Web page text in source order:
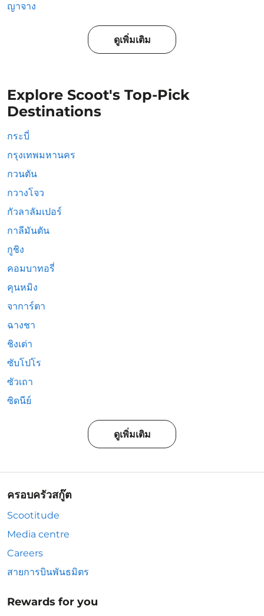
ญาจาง
ดูเพิ่มเติม
Explore Scoot's Top-Pick
Destinations
กระบี่
กรุงเทพมหานคร
กวนตัน
กวางโจว
กัวลาลัมเปอร์
กาลีมันตัน
กูชิง
คอมบาทอรี่
คุนหมิง
จาการ์ตา
ฉางชา
ชิงเต่า
ซับโปโร
ซัวเถา
ซิดนีย์
ดูเพิ่มเติม
ครอบครัวสกู๊ต
Scootitude
Media centre
Careers
สายการบินพันธมิตร
Rewards for you